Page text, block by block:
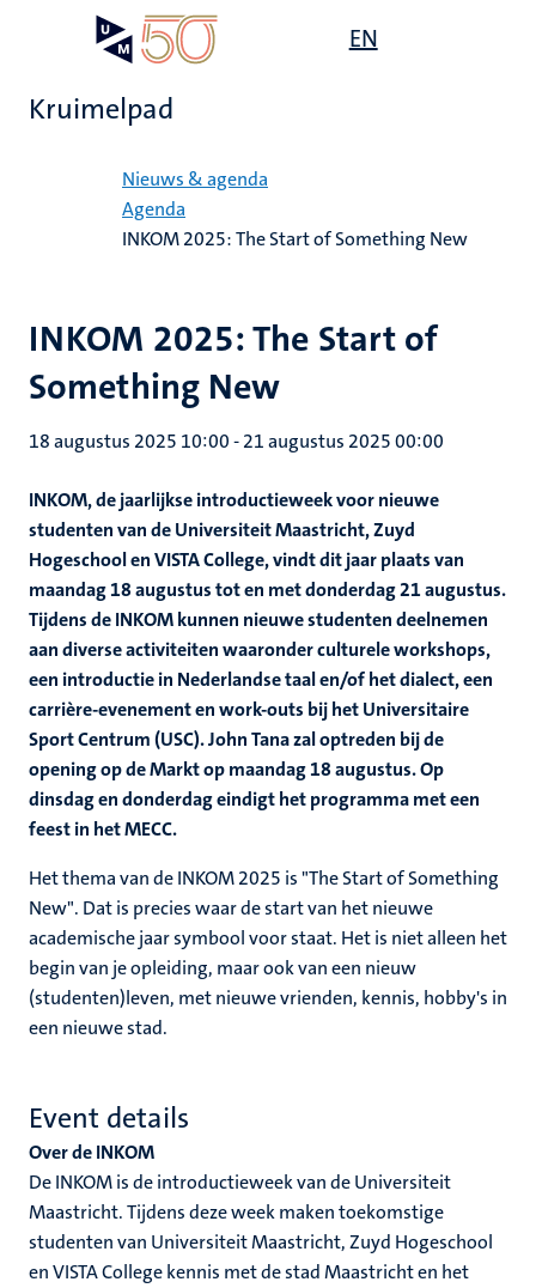
EN
Kruimelpad
Nieuws & agenda
Agenda
INKOM 2025: The Start of Something New
INKOM 2025: The Start of
Something New
18 augustus 2025 10:00-21 augustus 2025 00:00
INKOM, de jaarlijkse introductieweek voor nieuwe
studenten van de Universiteit Maastricht, Zuyd
Hogeschool en VISTA College, vindt dit jaar plaats van
maandag 18 augustus tot en met donderdag 21 augustus.
Tijdens de INKOM kunnen nieuwe studenten deelnemen
aan diverse activiteiten waaronder culturele workshops,
een introductie in Nederlandse taal en/of het dialect, een
carrière-evenement en work-outs bij het Universitaire
Sport Centrum (USC). John Tana zal optreden bij de
opening op de Markt op maandag 18 augustus. Op
dinsdag en donderdag eindigt het programma met een
feest in het MECC.
Het thema van de INKOM2025 is "The Start of Something
New". Dat is precies waar de start van het nieuwe
academische jaar symbool voor staat. Het is niet alleen het
begin van je opleiding, maar ook van een nieuw
(studenten)leven, met nieuwe vrienden, kennis, hobby's in
een nieuwe stad.
Event details
Over de INKOM
De INKOM is de introductieweek van de Universiteit
Maastricht. Tijdens deze week maken toekomstige
studenten van Universiteit Maastricht, Zuyd Hogeschool
en VISTA College kennis met de stad Maastricht en het